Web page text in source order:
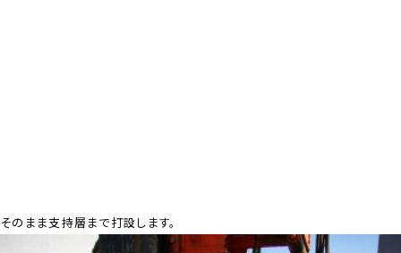
そのまま支持層まで打設します。